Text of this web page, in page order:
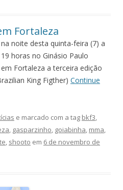
Fortaleza
noite desta quinta-feira (7) a
horas no Ginásio Paulo
Fortaleza a terceira edição
King Figther) Continue
e marcado com a tag bkf3
gasparzinho goiabinha mma
shooto em 6 de novembro de